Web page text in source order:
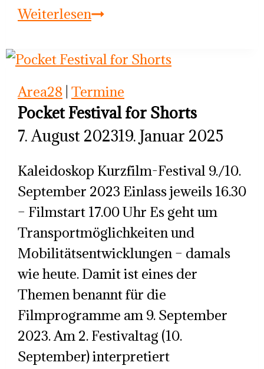
WeiterlesenBeatles
Feature
Area28 | Termine
Pocket Festival for Shorts
7. August 202319. Januar 2025
Kaleidoskop Kurzfilm-Festival 9./10.
September 2023 Einlass jeweils 16.30
– Filmstart 17.00 Uhr Es geht um
Transportmöglichkeiten und
Mobilitätsentwicklungen – damals
wie heute. Damit ist eines der
Themen benannt für die
Filmprogramme am 9. September
2023. Am 2. Festivaltag (10.
September) interpretiert